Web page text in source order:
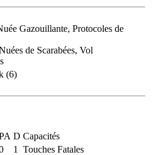
Gazouillante, Protocoles de
de Scarabées, Vol
(6)
D Capacités
1 Touches Fatales